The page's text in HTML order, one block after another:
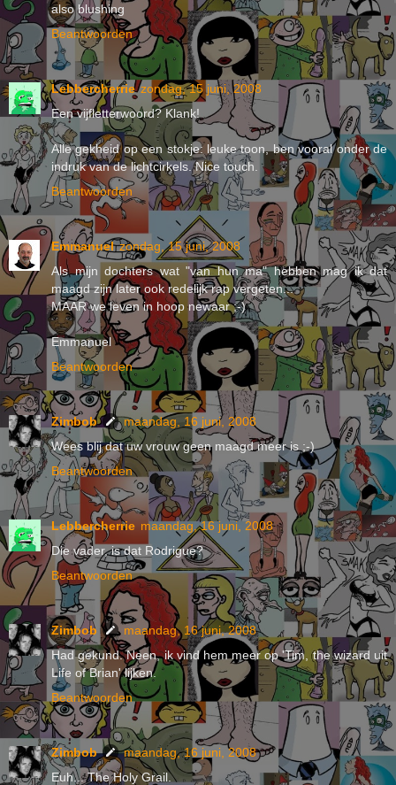
also blushing
Beantwoorden
Lebbercherrie zondag, 15 juni, 2008
Een vijfletterwoord? Klank!
Alle gekheid op een stokje: leuke toon, ben vooral onder de
indruk van de lichtcirkels. Nice touch.
Beantwoorden
Emmanuel zondag, 15 juni, 2008
Als mijn dochters wat "van hun ma" hebben mag ik dat
maagd zijn later ook redelijk rap vergeten...
MAAR we leven in hoop newaar ;-)
Emmanuel
Beantwoorden
Zimbob
maandag, 16 juni, 2008
Wees blij dat uw vrouw geen maagd meer is ;-)
Beantwoorden
Lebbercherrie maandag, 16 juni, 2008
Die vader, is dat Rodrigue?
Beantwoorden
Zimbob
maandag, 16 juni, 2008
Had gekund. Neen, ik vind hem meer op 'Tim, the wizard uit
Life of Brian' lijken.
Beantwoorden
Zimbob
maandag, 16 juni, 2008
Euh... The Holy Grail.